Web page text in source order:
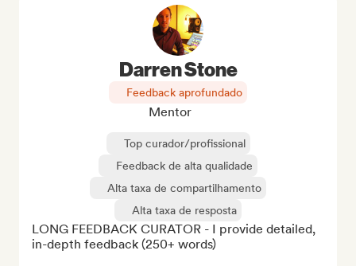
Darren Stone
Feedback aprofundado
Mentor
Top curador/profissional
Feedback de alta qualidade
Alta taxa de compartilhamento
Alta taxa de resposta
LONG FEEDBACK CURATOR - I provide detailed,
in-depth feedback (250+ words)